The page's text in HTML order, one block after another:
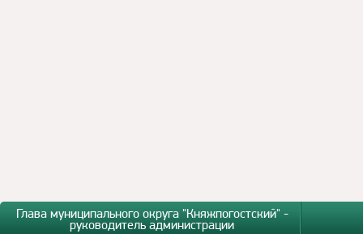
Глава муниципального округа "Княжпогостский" -
руководитель администрации